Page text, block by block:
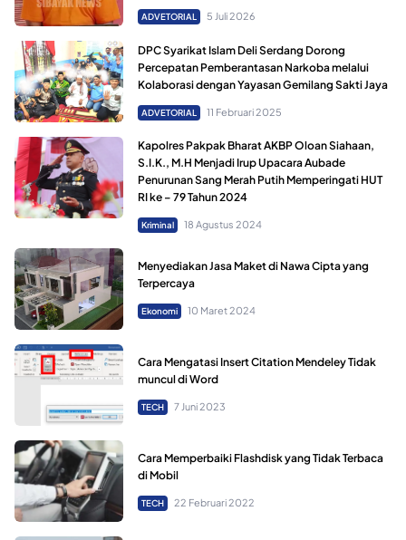
ADVETORIAL 5 Juli 2026
DPC Syarikat Islam Deli Serdang Dorong
Percepatan Pemberantasan Narkoba melalui
Kolaborasi dengan Yayasan Gemilang Sakti Jaya
ADVETORIAL 11 Februari 2025
Kapolres Pakpak Bharat AKBP Oloan Siahaan,
S.I.K., M.H Menjadi Irup Upacara Aubade
Penurunan Sang Merah Putih Memperingati HUT
RI ke – 79 Tahun 2024
Kriminal 18 Agustus 2024
Menyediakan Jasa Maket di Nawa Cipta yang
Terpercaya
Ekonomi 10 Maret 2024
Cara Mengatasi Insert Citation Mendeley Tidak
muncul di Word
TECH 7 Juni 2023
Cara Memperbaiki Flashdisk yang Tidak Terbaca
di Mobil
TECH 22 Februari 2022